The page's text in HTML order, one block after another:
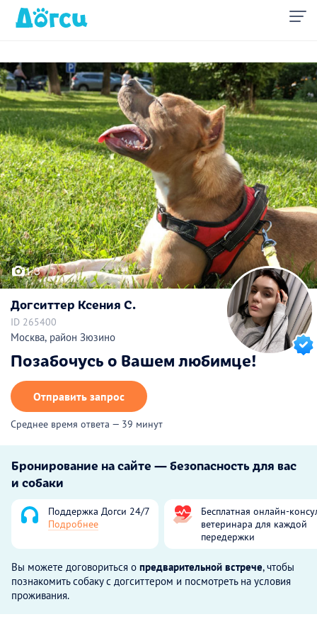
1/3
Догситтер Ксения С.
ID 265400
Москва, район Зюзино
Позабочусь о Вашем любимце!
Отправить запрос
Среднее время ответа — 39 минут
Бронирование на сайте — безопасность для вас
и собаки
Поддержка Догси 24/7
Подробнее
Бесплатная онлайн-
ветеринара для каждой
передержки
Вы можете договориться о предварительной встрече, чтобы
познакомить собаку с догситтером и посмотреть на условия
проживания.